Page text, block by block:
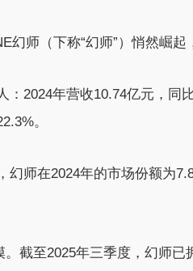
幻师（下称“幻师”）悄然崛
：2024年营收10.74亿元，同
。
幻师在2024年的市场份额为
。截至2025年三季度，幻师